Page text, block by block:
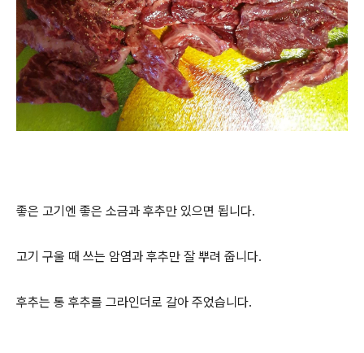
좋은 고기엔 좋은 소금과 후추만 있으면 됩니다.
고기 구울 때 쓰는 암염과 후추만 잘 뿌려 줍니다.
후추는 통 후추를 그라인더로 갈아 주었습니다.